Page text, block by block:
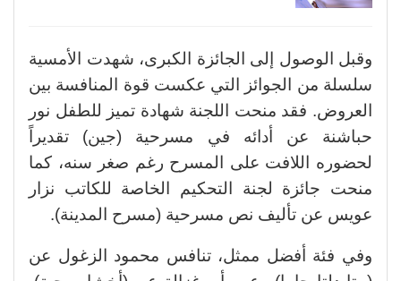
وقبل الوصول إلى الجائزة الكبرى، شهدت الأمسية
سلسلة من الجوائز التي عكست قوة المنافسة بين
العروض. فقد منحت اللجنة شهادة تميز للطفل نور
حباشنة عن أدائه في مسرحية (جين) تقديراً
لحضوره اللافت على المسرح رغم صغر سنه، كما
منحت جائزة لجنة التحكيم الخاصة للكاتب نزار
عويس عن تأليف نص مسرحية (مسرح المدينة).
وفي فئة أفضل ممثل، تنافس محمود الزغول عن